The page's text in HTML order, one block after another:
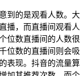
到的是观看人数。大
播，而直播间观看人
位数直播间的人数很
位数的直播间则会吸
表现。抖音的流量算